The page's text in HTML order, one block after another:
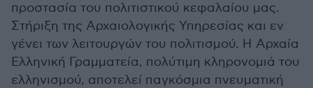
προστασία του πολιτιστικού κεφαλαίου μας.
Στήριξη της Αρχαιολογικής Υπηρεσίας και εν
γένει των λειτουργών του πολιτισμού. Η Αρχαία
Ελληνική Γραμματεία, πολύτιμη κληρονομιά του
ελληνισμού, αποτελεί παγκόσμια πνευματική